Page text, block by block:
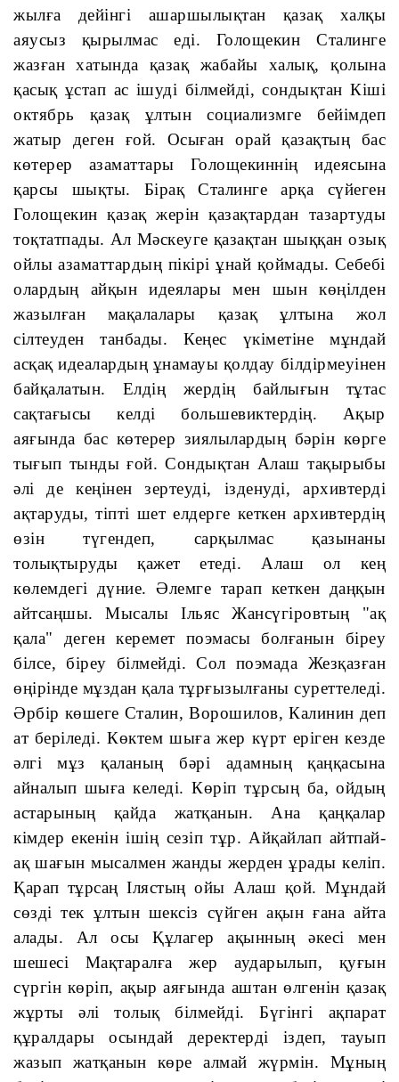
жылға дейінгі ашаршылықтан қазақ халқы
аяусыз қырылмас еді. Голощекин Сталинге
жазған хатында қазақ жабайы халық, қолына
қасық ұстап ас ішуді білмейді, сондықтан Кіші
октябрь қазақ ұлтын социализмге бейімдеп
жатыр деген ғой. Осыған орай қазақтың бас
көтерер азаматтары Голощекиннің идеясына
қарсы шықты. Бірақ Сталинге арқа сүйеген
Голощекин қазақ жерін қазақтардан тазартуды
тоқтатпады. Ал Мәскеуге қазақтан шыққан озық
ойлы азаматтардың пікірі ұнай қоймады. Себебі
олардың айқын идеялары мен шын көңілден
жазылған мақалалары қазақ ұлтына жол
сілтеуден танбады. Кеңес үкіметіне мұндай
асқақ идеалардың ұнамауы қолдау білдірмеуінен
байқалатын. Елдің жердің байлығын тұтас
сақтағысы келді большевиктердің. Ақыр
аяғында бас көтерер зиялылардың бәрін көрге
тығып тынды ғой. Сондықтан Алаш тақырыбы
әлі де кеңінен зертеуді, ізденуді, архивтерді
ақтаруды, тіпті шет елдерге кеткен архивтердің
өзін түгендеп, сарқылмас қазынаны
толықтыруды қажет етеді. Алаш ол кең
көлемдегі дүние. Әлемге тарап кеткен даңқын
айтсаңшы. Мысалы Ільяс Жансүгіровтың "ақ
қала" деген керемет поэмасы болғанын біреу
білсе, біреу білмейді. Сол поэмада Жезқазған
өңірінде мұздан қала тұрғызылғаны суреттеледі.
Әрбір көшеге Сталин, Ворошилов, Калинин деп
ат беріледі. Көктем шыға жер күрт еріген кезде
әлгі мұз қаланың бәрі адамның қаңқасына
айналып шыға келеді. Көріп тұрсың ба, ойдың
астарының қайда жатқанын. Ана қаңқалар
кімдер екенін ішің сезіп тұр. Айқайлап айтпай-
ақ шағын мысалмен жанды жерден ұрады келіп.
Қарап тұрсаң Ілястың ойы Алаш қой. Мұндай
сөзді тек ұлтын шексіз сүйген ақын ғана айта
алады. Ал осы Құлагер ақынның әкесі мен
шешесі Мақтаралға жер аударылып, қуғын
сүргін көріп, ақыр аяғында аштан өлгенін қазақ
жұрты әлі толық білмейді. Бүгінгі ақпарат
құралдары осындай деректерді іздеп, тауып
жазып жатқанын көре алмай жүрмін. Мұның